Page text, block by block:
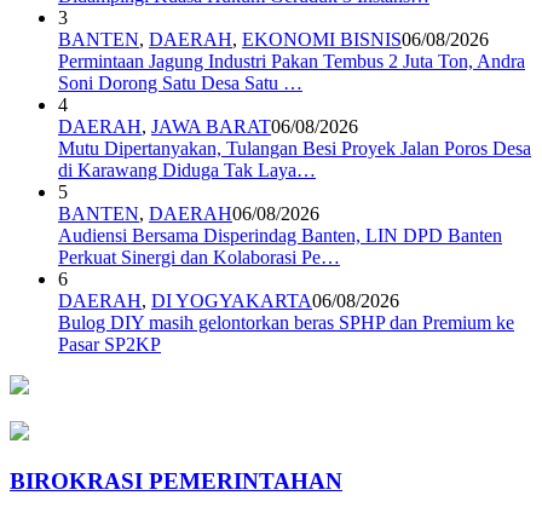
3
BANTEN, DAERAH, EKONOMI BISNIS06/08/2026
Permintaan Jagung Industri Pakan Tembus 2 Juta Ton, Andra
Soni Dorong Satu Desa Satu …
4
DAERAH, JAWA BARAT06/08/2026
Mutu Dipertanyakan, Tulangan Besi Proyek Jalan Poros Desa
di Karawang Diduga Tak Laya…
5
BANTEN, DAERAH06/08/2026
Audiensi Bersama Disperindag Banten, LIN DPD Banten
Perkuat Sinergi dan Kolaborasi Pe…
6
DAERAH, DI YOGYAKARTA06/08/2026
Bulog DIY masih gelontorkan beras SPHP dan Premium ke
Pasar SP2KP
BIROKRASI PEMERINTAHAN